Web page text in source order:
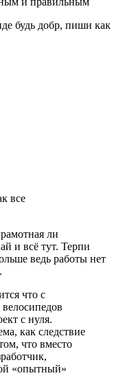
будь добр, пиши как
все
ли
и всё тут. Терпи
ведь работы нет
что с
с нуля.
как следствие
что вместо
«опытный»